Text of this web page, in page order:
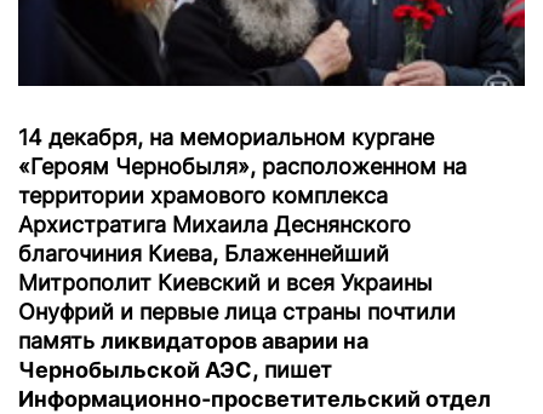
14 декабря, на мемориальном кургане
«Героям Чернобыля», расположенном на
территории храмового комплекса
Архистратига Михаила Деснянского
благочиния Киева, Блаженнейший
Митрополит Киевский и всея Украины
Онуфрий и первые лица страны почтили
память ликвидаторов аварии на
Чернобыльской АЭС, пишет
Информационно-просветительский отдел